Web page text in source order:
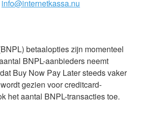
info@internetkassa.nu
betaalopties zijn momenteel
BNPL-aanbieders neemt
Buy Now Pay Later steeds vaker
gezien voor creditcard-
het aantal BNPL-transacties toe.